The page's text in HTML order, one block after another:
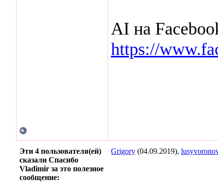
AI на
https://
Эти 4 пользователя(ей)
сказали Спасибо
Vladimir за это полезное
сообщение:
Grigory (04.09.2019),